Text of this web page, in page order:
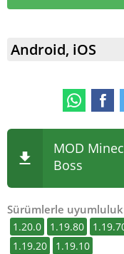
Android, iOS
MOD
Boss
Sürümlerle
1.20.0 1.19.80
1.19.20
1.19.10